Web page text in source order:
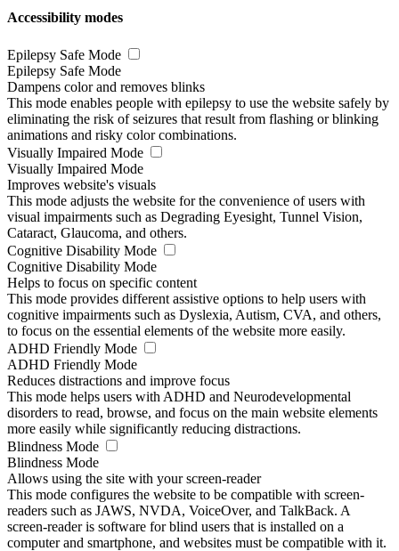
Accessibility modes
Epilepsy Safe Mode
Epilepsy Safe Mode
Dampens color and removes blinks
This mode enables people with epilepsy to use the website safely by
eliminating the risk of seizures that result from flashing or blinking
animations and risky color combinations.
Visually Impaired Mode
Visually Impaired Mode
Improves website's visuals
This mode adjusts the website for the convenience of users with
visual impairments such as Degrading Eyesight, Tunnel Vision,
Cataract, Glaucoma, and others.
Cognitive Disability Mode
Cognitive Disability Mode
Helps to focus on specific content
This mode provides different assistive options to help users with
cognitive impairments such as Dyslexia, Autism, CVA, and others,
to focus on the essential elements of the website more easily.
ADHD Friendly Mode
ADHD Friendly Mode
Reduces distractions and improve focus
This mode helps users with ADHD and Neurodevelopmental
disorders to read, browse, and focus on the main website elements
more easily while significantly reducing distractions.
Blindness Mode
Blindness Mode
Allows using the site with your screen-reader
This mode configures the website to be compatible with screen-
readers such as JAWS, NVDA, VoiceOver, and TalkBack. A
screen-reader is software for blind users that is installed on a
computer and smartphone, and websites must be compatible with it.